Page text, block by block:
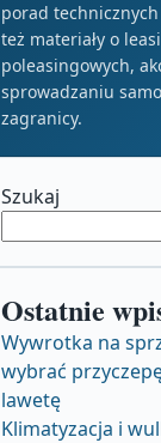
porad
też materiały o
poleasingowych,
sprowadzaniu
zagranicy.
Szukaj
Ostatnie
Wywrotka na
wybrać
lawetę
Klimatyzacja i